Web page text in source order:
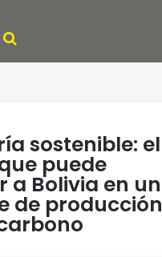
sostenible: el
puede
a Bolivia en un
de producción